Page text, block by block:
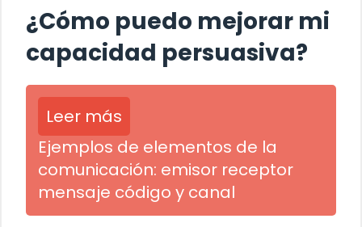
¿Cómo puedo mejorar mi
capacidad persuasiva?
Leer más
Ejemplos de elementos de la
comunicación: emisor receptor
mensaje código y canal